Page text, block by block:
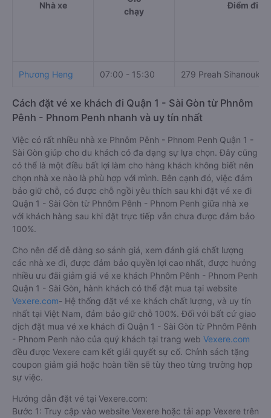
Nhà xe
chạy
Điểm đi
Phương Heng 07:00 - 15:30 279 Preah Sihanouk
Cách đặt vé xe khách đi Quận 1 - Sài Gòn từ Phnôm
Pênh - Phnom Penh nhanh và uy tín nhất
Việc có rất nhiều nhà xe Phnôm Pênh - Phnom Penh Quận 1 -
Sài Gòn giúp cho du khách có đa dạng sự lựa chọn. Đây cũng
có thể là một điều bất lợi làm cho hàng khách không biết nên
chọn nhà xe nào là phù hợp với mình. Bên cạnh đó, việc đảm
bảo giữ chỗ, có được chỗ ngồi yêu thích sau khi đặt vé xe đi
Quận 1 - Sài Gòn từ Phnôm Pênh - Phnom Penh giữa nhà xe
với khách hàng sau khi đặt trực tiếp vẫn chưa được đảm bảo
100%.
Cho nên để dễ dàng so sánh giá, xem đánh giá chất lượng
các nhà xe đi, được đảm bảo quyền lợi cao nhất, được hưởng
nhiều ưu đãi giảm giá vé xe khách Phnôm Pênh - Phnom Penh
Quận 1 - Sài Gòn, hành khách có thể đặt mua tại website
Vexere.com- Hệ thống đặt vé xe khách chất lượng, và uy tín
nhất tại Việt Nam, đảm bảo giữ chỗ 100%. Đối với bất cứ giao
dịch đặt mua vé xe khách đi Quận 1 - Sài Gòn từ Phnôm Pênh
- Phnom Penh nào của quý khách tại trang web Vexere.com
đều được Vexere cam kết giải quyết sự cố. Chính sách tặng
coupon giảm giá hoặc hoàn tiền sẽ tùy theo từng trường hợp
sự việc.
Hướng dẫn đặt vé tại Vexere.com:
Bước 1: Truy cập vào website Vexere hoặc tải app Vexere trên